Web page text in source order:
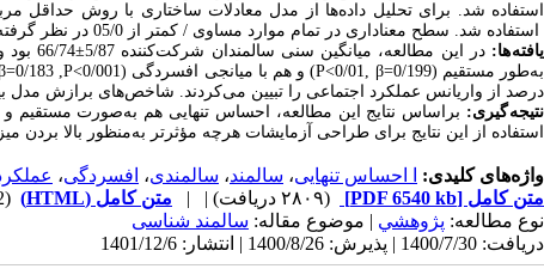
استفاده شد. سطح معناداری در تمام موارد مساوی / کمتر از 05/0 در نظر گرفته شد.
یافته ها:
درصد از واریانس عملکرد اجتماعی را تبیین می‌کردند. ‌شاخص‌های برازش مدل
نتیجه گیری: براساس نتایج این مطالعه، احساس تنهایی هم به‌صورت مستقیم
استفاده از این نتایج برای طراحی آزمایشات هر‌چه مؤثرتر به‌منظور بالا بردن
واژه‌های کلیدی: ا احساس تنهایی، سالمند، سالمندی، افسردگی،
متن کامل [PDF 6540 kb] (۲۸۰۹ دریافت) | | متن کامل (HTML)
(3072 مشاهده)
نوع مطالعه: پژوهشي | موضوع مقاله: سالمند شناسی
دریافت: 1400/7/30 | پذیرش: 1400/8/26 | انتشار: 1401/12/6